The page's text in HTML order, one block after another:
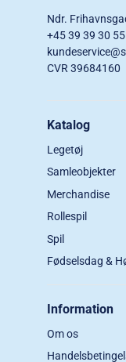
Ndr.
+45 39 39 30 55
CVR 39684160
Katalog
Legetøj
Samleobjekter
Merchandise
Rollespil
Spil
Fødselsdag &
Information
Om os